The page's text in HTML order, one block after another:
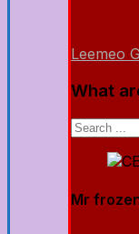
Leemeo
What
Mr